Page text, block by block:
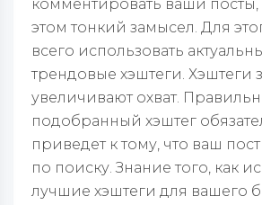
комментировать ваши
этом тонкий замысел. Для
всего использовать
трендовые хэштеги. Хэштеги
увеличивают охват.
подобранный хэштег
приведет к тому, что ваш
по поиску. Знание того, как
лучшие хэштеги для вашего